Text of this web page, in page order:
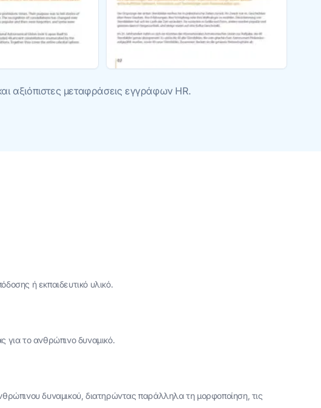
αξιόπιστες μεταφράσεις εγγράφων HR.
ή εκπαιδευτικό υλικό.
για το ανθρώπινο δυναμικό.
δυναμικού, διατηρώντας παράλληλα τη μορφοποίηση, τις